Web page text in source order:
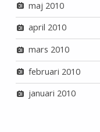
maj 2010
april 2010
mars 2010
februari 2010
januari 2010